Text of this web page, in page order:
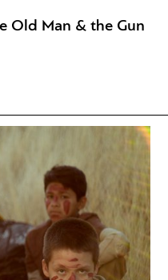
Old Man & the Gun